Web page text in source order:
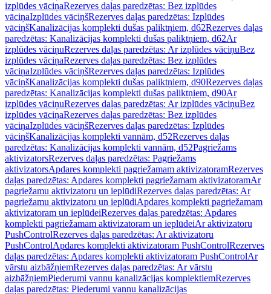
izplūdes vāciņaRezerves daļas paredzētas: Bez izplūdes
vāciņaIzplūdes vāciņšRezerves daļas paredzētas: Izplūdes
vāciņšKanalizācijas komplekti dušas paliktņiem, d62Rezerves daļas
paredzētas: Kanalizācijas komplekti dušas paliktņiem, d62Ar
izplūdes vāciņuRezerves daļas paredzētas: Ar izplūdes vāciņuBez
izplūdes vāciņaRezerves daļas paredzētas: Bez izplūdes
vāciņaIzplūdes vāciņšRezerves daļas paredzētas: Izplūdes
vāciņšKanalizācijas komplekti dušas paliktņiem, d90Rezerves daļas
paredzētas: Kanalizācijas komplekti dušas paliktņiem, d90Ar
izplūdes vāciņuRezerves daļas paredzētas: Ar izplūdes vāciņuBez
izplūdes vāciņaRezerves daļas paredzētas: Bez izplūdes
vāciņaIzplūdes vāciņšRezerves daļas paredzētas: Izplūdes
vāciņšKanalizācijas komplekti vannām, d52Rezerves daļas
paredzētas: Kanalizācijas komplekti vannām, d52Pagriežams
aktivizatorsRezerves daļas paredzētas: Pagriežams
aktivizatorsApdares komplekti pagriežamam aktivizatoramRezerves
daļas paredzētas: Apdares komplekti pagriežamam aktivizatoramAr
pagriežamu aktivizatoru un ieplūdiRezerves daļas paredzētas: Ar
pagriežamu aktivizatoru un ieplūdiApdares komplekti pagriežamam
aktivizatoram un ieplūdeiRezerves daļas paredzētas: Apdares
komplekti pagriežamam aktivizatoram un ieplūdeiAr aktivizatoru
PushControlRezerves daļas paredzētas: Ar aktivizatoru
PushControlApdares komplekti aktivizatoram PushControlRezerves
daļas paredzētas: Apdares komplekti aktivizatoram PushControlAr
vārstu aizbāžņiemRezerves daļas paredzētas: Ar vārstu
aizbāžņiemPiederumi vannu kanalizācijas komplektiemRezerves
daļas paredzētas: Piederumi vannu kanalizācijas